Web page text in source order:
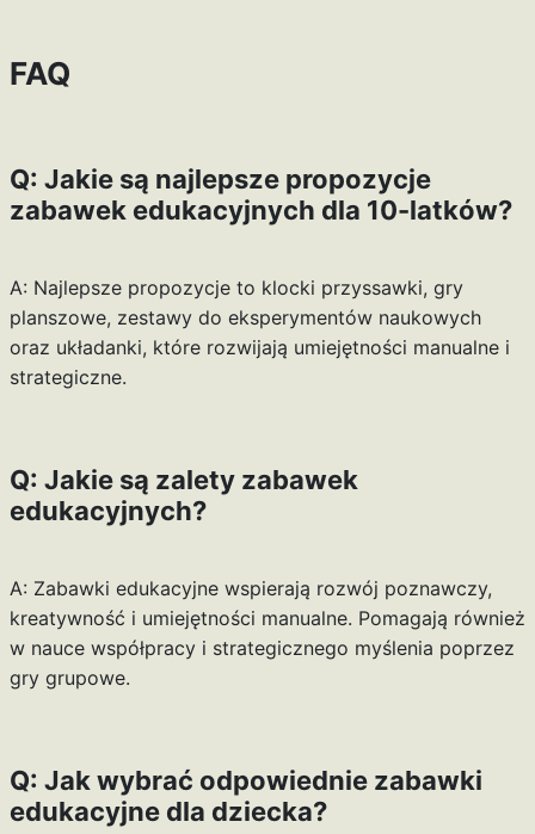
FAQ
Q: Jakie są najlepsze propozycje
zabawek edukacyjnych dla 10-latków?
A: Najlepsze propozycje to klocki przyssawki, gry
planszowe, zestawy do eksperymentów naukowych
oraz układanki, które rozwijają umiejętności manualne i
strategiczne.
Q: Jakie są zalety zabawek
edukacyjnych?
A: Zabawki edukacyjne wspierają rozwój poznawczy,
kreatywność i umiejętności manualne. Pomagają również
w nauce współpracy i strategicznego myślenia poprzez
gry grupowe.
Q: Jak wybrać odpowiednie zabawki
edukacyjne dla dziecka?